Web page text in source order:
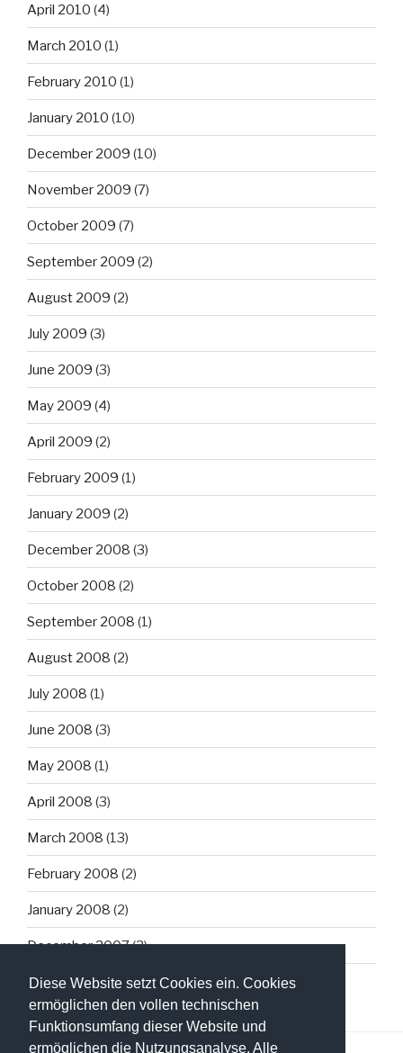
Diese Website setzt Cookies ein. Cookies
ermöglichen den vollen technischen
Funktionsumfang dieser Website und
ermöglichen die Nutzungsanalyse. Alle
April 2010 (4)
March 2010 (1)
February 2010 (1)
January 2010 (10)
December 2009 (10)
November 2009 (7)
October 2009 (7)
September 2009 (2)
August 2009 (2)
July 2009 (3)
June 2009 (3)
May 2009 (4)
April 2009 (2)
February 2009 (1)
January 2009 (2)
December 2008 (3)
October 2008 (2)
September 2008 (1)
August 2008 (2)
July 2008 (1)
June 2008 (3)
May 2008 (1)
April 2008 (3)
March 2008 (13)
February 2008 (2)
January 2008 (2)
December 2007(3)